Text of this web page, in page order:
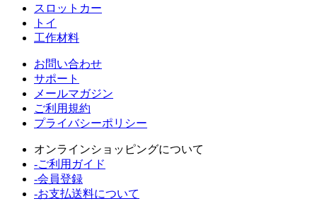
スロットカー
トイ
工作材料
お問い合わせ
サポート
メールマガジン
ご利用規約
プライバシーポリシー
オンラインショッピングについて
-ご利用ガイド
-会員登録
-お支払送料について